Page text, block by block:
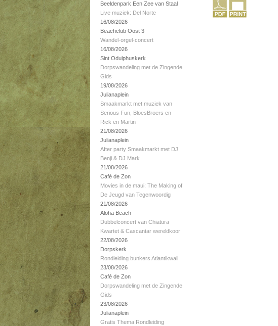
Beeldenpark Een Zee van Staal
Live muziek: Del Norte
16/08/2026
Beachclub Oost 3
Wandel-orgel-concert
16/08/2026
Sint Odulphuskerk
Dorpswandeling met de Zingende
Gids
19/08/2026
Julianaplein
Smaakmarkt met muziek van
Serious Fun, BloesBroers en
Rick en Martin
21/08/2026
Julianaplein
After party Smaakmarkt met DJ
Benji & DJ Mark
21/08/2026
Café de Zon
Movies in de maui: The Making of
De Jeugd van Tegenwoordig
21/08/2026
Aloha Beach
Dubbelconcert van Chiatura
Kwartet & Cascantar wereldkoor
22/08/2026
Dorpskerk
Rondleiding bunkers Atlantikwall
23/08/2026
Café de Zon
Dorpswandeling met de Zingende
Gids
23/08/2026
Julianaplein
Gratis Thema Rondleiding